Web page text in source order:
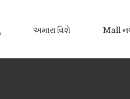
અમારા વિશે Mall